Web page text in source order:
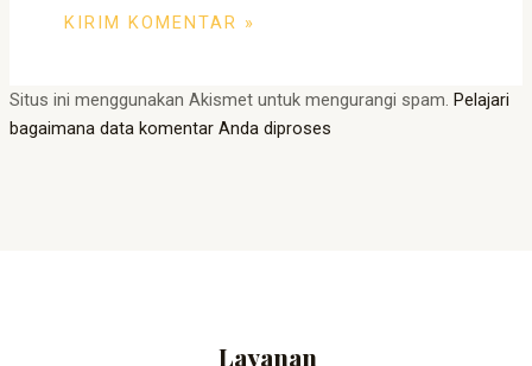
Situs ini menggunakan Akismet untuk mengurangi spam. Pelajari
bagaimana data komentar Anda diproses
Layanan